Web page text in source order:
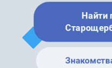
Найти